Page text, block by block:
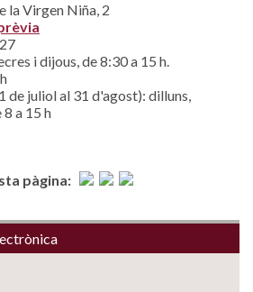
la Virgen Niña, 2
i dijous, de 8:30 a 15 h.
de juliol al 31 d'agost): dilluns,
a 15 h
pàgina: